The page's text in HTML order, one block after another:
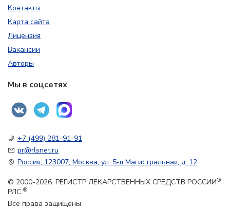
Контакты
Карта сайта
Лицензия
Вакансии
Авторы
Мы в соцсетях
+7 (499) 281-91-91
pr@rlsnet.ru
Россия, 123007, Москва, ул. 5-я Магистральная, д. 12
© 2000-2026. РЕГИСТР ЛЕКАРСТВЕННЫХ СРЕДСТВ РОССИИ®
РЛС ®
Все права защищены